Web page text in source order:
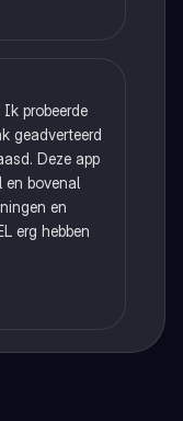
probeerde
geadverteerd
Deze app
en bovenal
en
erg hebben